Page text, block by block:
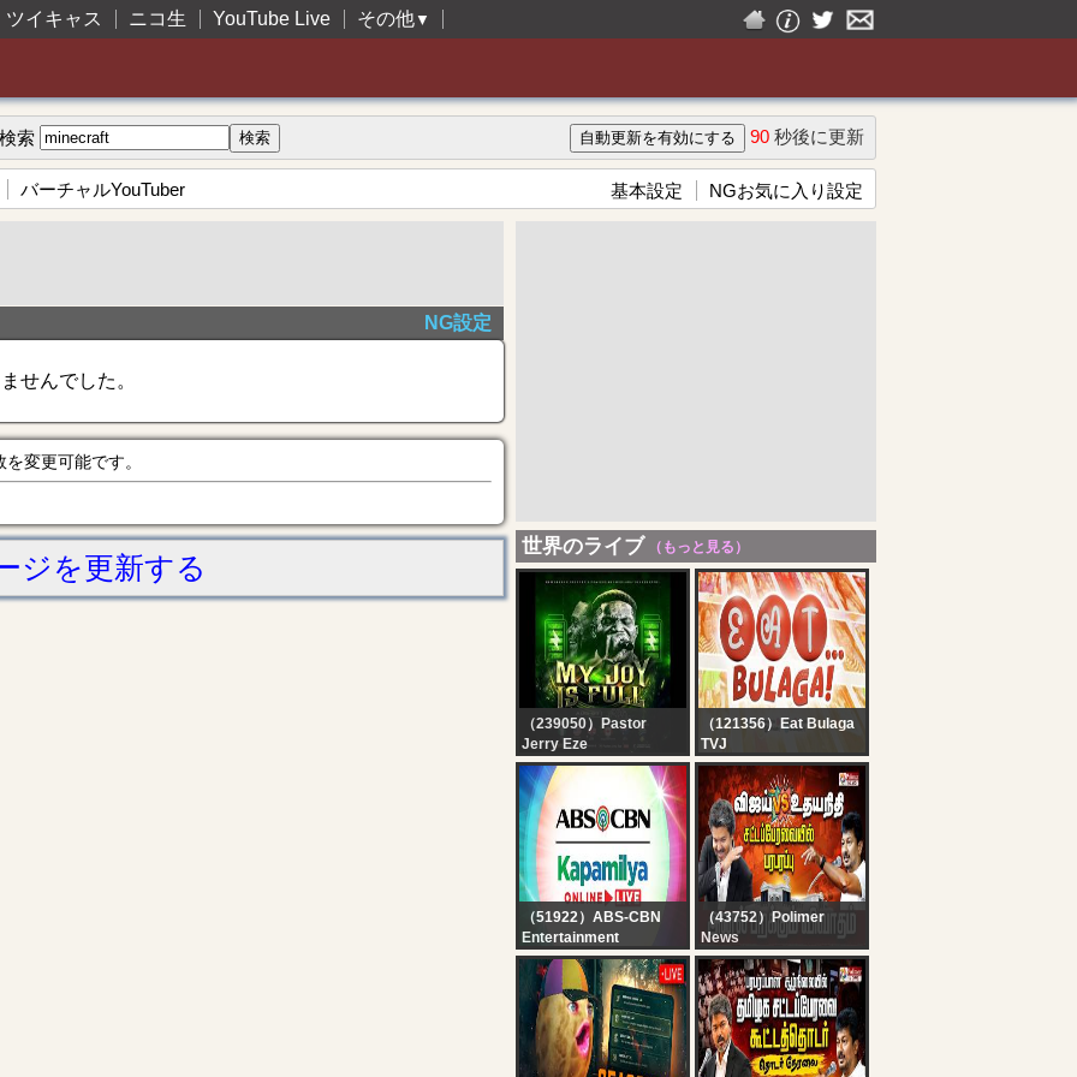
ツイキャス ニコ生 YouTube Live その他▼
検索 90 秒後に更新
バーチャルYouTuber 基本設定 NGお気に入り設定
NG設定
せんでした。
変更可能です。
ジを更新する
世界のライブ （もっと見る）
（239050）Pastor
Jerry Eze
MY JOY IS FULL ||
40DPMM - DAY 26 ||
NSPPD || 7TH AUGUST
2026
（121356）Eat Bulaga
TVJ
EAT BULAGA LIVE |
TVJ ON TV5 | AUGUST
7, 2026
（51922）ABS-CBN
Entertainment
Kapamilya Online Live |
August 7, 2026
（43752）Polimer
News
?LIVE : TN Assembly
2026 | தொடங்கியது
தமிழக சட்டப்பேரவை
கூட்டத்தொடர் | CM Vijay |
UdhayanidhiStalin